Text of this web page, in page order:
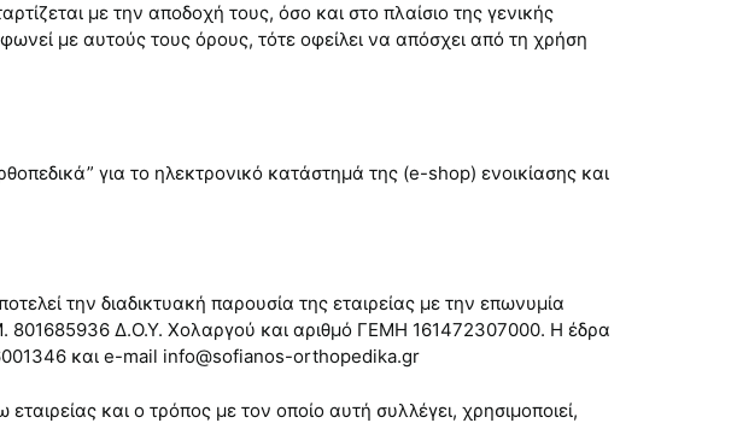
με την αποδοχή τους, όσο και στο πλαίσιο της γενικής
με αυτούς τους όρους, τότε οφείλει να απόσχει από τη χρήση
για το ηλεκτρονικό κατάστημά της (e-shop) ενοικίασης και
την διαδικτυακή παρουσία της εταιρείας με την επωνυμία
801685936 Δ.Ο.Υ. Χολαργού και αριθμό ΓΕΜΗ 161472307000. Η έδρα
και e-mail info@sofianos-orthopedika.gr
και ο τρόπος με τον οποίο αυτή συλλέγει, χρησιμοποιεί,